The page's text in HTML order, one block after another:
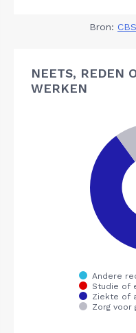
Bron:
NEETS, REDEN
WERKEN